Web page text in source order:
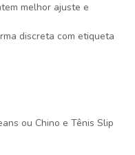
melhor ajuste e
discreta com etiqueta
ou Chino e Tênis Slip